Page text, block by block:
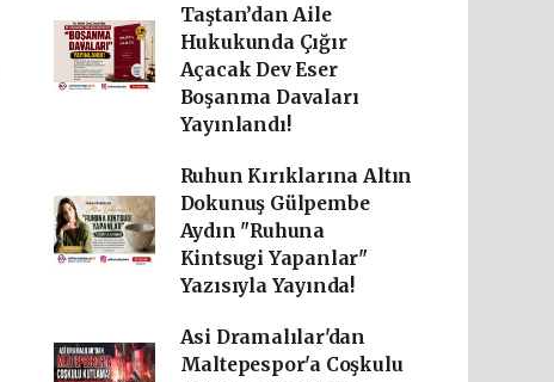
Taştan’dan Aile
Hukukunda Çığır
Açacak Dev Eser
Boşanma Davaları
Yayınlandı!
Ruhun Kırıklarına Altın
Dokunuş Gülpembe
Aydın "Ruhuna
Kintsugi Yapanlar"
Yazısıyla Yayında!
Asi Dramalılar'dan
Maltepespor'a Coşkulu